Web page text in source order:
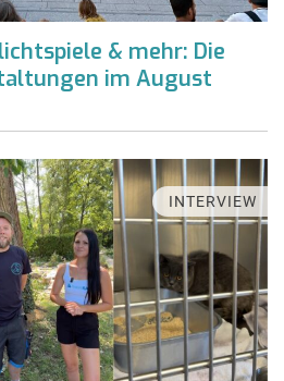
& mehr: Die
im August
INTERVIEW